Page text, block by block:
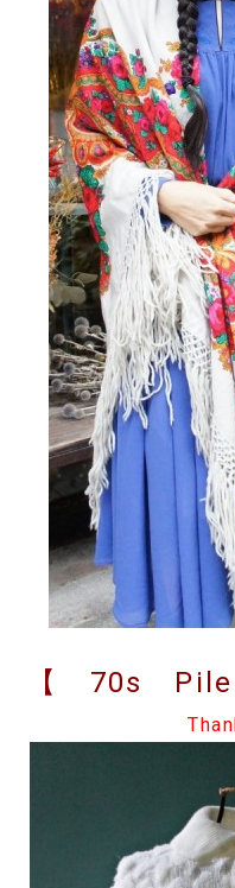
【 70s Pile